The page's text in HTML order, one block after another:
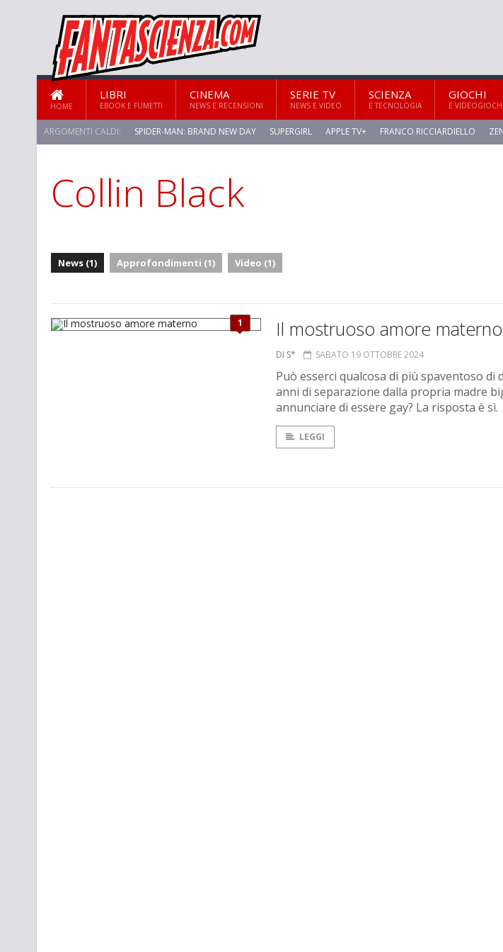
HOME
LIBRI
EBOOK E FUMETTI
CINEMA
NEWS E RECENSIONI
SERIE TV
NEWS E VIDEO
SCIENZA
E TECNOLOGIA
GIOCHI
E VIDEOGIOCHI
ARGOMENTI CALDI: SPIDER-MAN: BRAND NEW DAY SUPERGIRL APPLE TV+ FRANCO RICCIARDIELLO
STAR TREK: STRANGE NEW WORLDS
Collin Black
News (1) Approfondimenti (1) Video (1)
1 Il mostruoso amore materno
DI S* SABATO 19 OTTOBRE 2024
Può esserci qualcosa di più spaventoso di
anni di separazione dalla propria madre
annunciare di essere gay? La risposta è sì.
LEGGI